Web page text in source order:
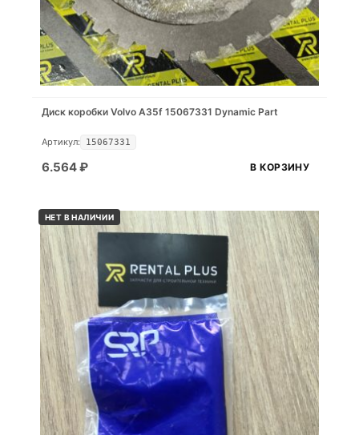
Диск коробки Volvo A35f 15067331 Dynamic Part
Артикул: 15067331
6.564₽ В КОРЗИНУ
НЕТ В НАЛИЧИИ